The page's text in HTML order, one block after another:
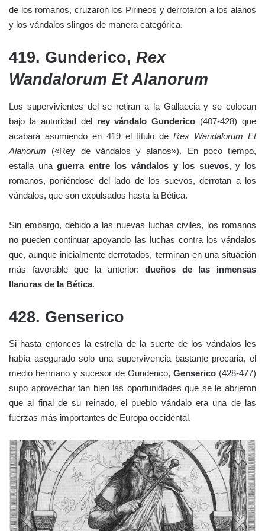
de los romanos, cruzaron los Pirineos y derrotaron a los alanos
y los vándalos slingos de manera categórica.
419. Gunderico, Rex
Wandalorum Et Alanorum
Los supervivientes del se retiran a la Gallaecia y se colocan
bajo la autoridad del rey vándalo Gunderico (407-428) que
acabará asumiendo en 419 el título deRex Wandalorum Et
Alanorum («Rey de vándalos y alanos»). En poco tiempo,
estalla unaguerra entre los vándalos y los suevos, y los
romanos, poniéndose del lado de los suevos, derrotan a los
vándalos, que son expulsados hasta la Bética.
Sin embargo, debido a las nuevas luchas civiles, los romanos
no pueden continuar apoyando las luchas contra los vándalos
que, aunque inicialmente derrotados, terminan en una situación
más favorable que la anterior:dueños de las inmensas
llanuras de la Bética.
428. Genserico
Si hasta entonces la estrella de la suerte de los vándalos les
había asegurado solo una supervivencia bastante precaria, el
medio hermano y sucesor de Gunderico, Genserico(428-477)
supo aprovechar tan bien las oportunidades que se le abrieron
que al final de su reinado, el pueblo vándalo era una de las
fuerzas más importantes de Europa occidental.